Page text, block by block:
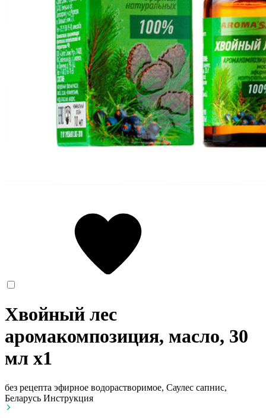
Хвойный лес
аромакомпозиция, масло, 30
мл x1
без рецепта эфирное водорастворимое, Саулес сапнис,
Беларусь Инструкция